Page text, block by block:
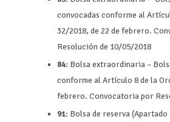
convocadas conforme al
32/2018, de 22 de febrero.
Resolución de 10/05/2018
84: Bolsa extraordinaria –
conforme al Artículo 8 de la
febrero. Convocatoria por
91: Bolsa de reserva (Apartado